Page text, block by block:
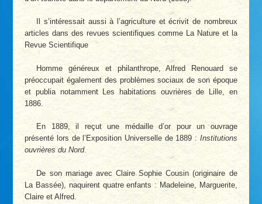
Il s’intéressait aussi à l’agriculture et écrivit de nombreux
articles dans des revues scientifiques comme La Nature et la
Revue Scientifique
Homme généreux et philanthrope, Alfred Renouard se
préoccupait également des problèmes sociaux de son époque
et publia notamment Les habitations ouvrières de Lille, en
1886.
En 1889, il reçut une médaille d’or pour un ouvrage
présenté lors de l’Exposition Universelle de 1889 : Institutions
ouvrières du Nord.
De son mariage avec Claire Sophie Cousin (originaire de
La Bassée), naquirent quatre enfants : Madeleine, Marguerite,
Claire et Alfred.